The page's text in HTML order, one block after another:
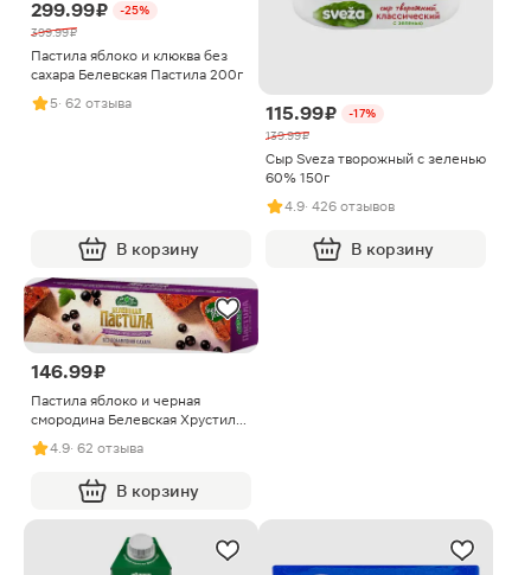
299.99 ₽
-25%
399.99 ₽
Пастила яблоко и клюква без
сахара Белевская Пастила 200г
5· 62 отзыва
В корзину
115.99 ₽
-17%
139.99 ₽
Сыр Sveza творожный с зеленью
60% 150г
4.9· 426 отзывов
В корзину
146.99 ₽
Пастила яблоко и черная
смородина Белевская Хрустила
100г
4.9· 62 отзыва
В корзину